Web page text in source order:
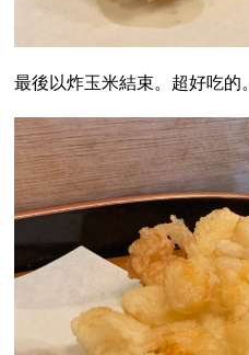
最後以炸玉米結束。超好吃的。